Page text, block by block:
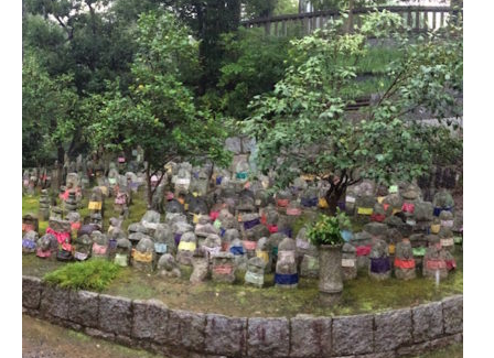
BERLIN
Restos asiatiques
Marchés
CHIANG MAI
Cafés
HANOI
Cafés insolites
Cafés avec vue sur lac